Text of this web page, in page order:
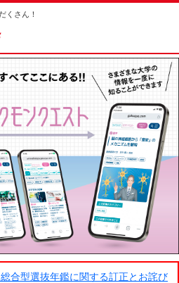
くさん！
合型選抜年鑑に関する訂正とお詫び